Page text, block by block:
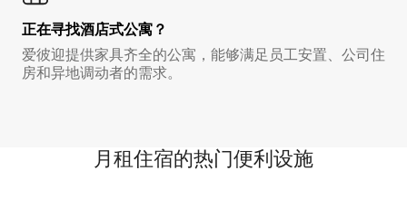
正在寻找酒店式公寓？
爱彼迎提供家具齐全的公寓，能够满足员工安置、公司住
房和异地调动者的需求。
月租住宿的热门便利设施